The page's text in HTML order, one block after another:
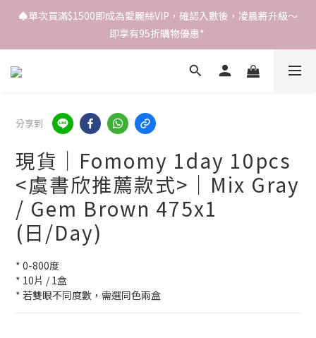
♠️單次買滿$1500即成為愛麗絲VIP，確認入數後，凌晨將升級～
即享有95折購物優惠*
分享到
現貨｜Fomomy 1day 10pcs
<虞書欣推薦款式>｜Mix Gray
/ Gem Brown 475x1
(日/Day)
* 0-800度
* 10片 / 1盒
* 若雙眼不同度數，需選同色兩盒